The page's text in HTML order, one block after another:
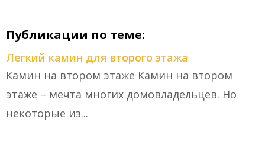
Публикации по теме:
Легкий камин для второго этажа
Камин на втором этаже Камин на втором
этаже – мечта многих домовладельцев. Но
некоторые из...